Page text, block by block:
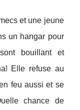
et une jeune
un hangar pour
bouillant et
Elle refuse au
feu aussi et se
chance de